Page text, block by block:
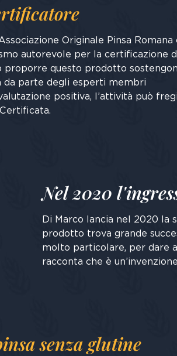
Originale Pinsa Romana
autorevole per la certificazione
proporre questo prodotto
parte degli esperti membri
positiva, l’attività può
Nel 2020
Di Marco lancia nel 2020 la
prodotto trova grande
molto particolare, per dare
racconta che è
senza glutine